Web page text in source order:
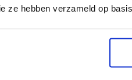
ze hebben verzameld op